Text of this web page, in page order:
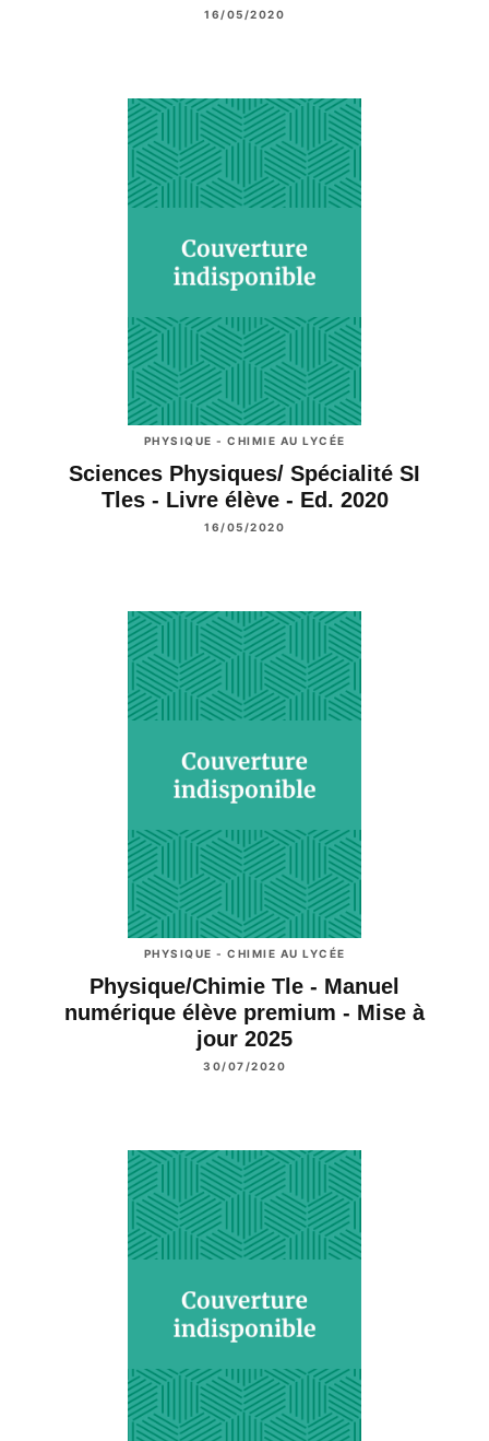
16/05/2020
PHYSIQUE - CHIMIE AU LYCÉE
Sciences Physiques/ Spécialité SI
Tles - Livre élève - Ed. 2020
16/05/2020
PHYSIQUE - CHIMIE AU LYCÉE
Physique/Chimie Tle - Manuel
numérique élève premium - Mise à
jour 2025
30/07/2020